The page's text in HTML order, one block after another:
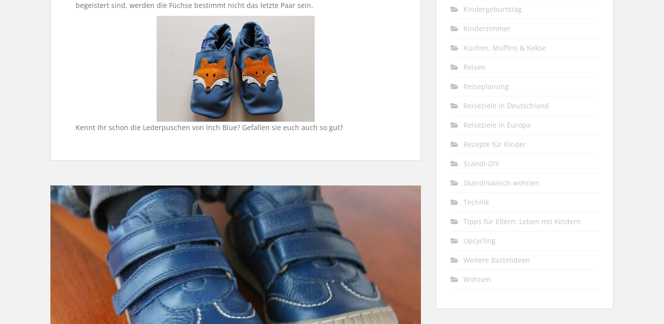
begeistert sind, werden die Füchse bestimmt nicht das letzte Paar sein.
Kennt ihr schon die Lederpuschen von Inch Blue? Gefallen sie euch auch so gut?
Kindergeburtstag
Kinderzimmer
Kuchen, Muffins & Kekse
Reisen
Reiseplanung
Reiseziele in Deutschland
Reiseziele in Europa
Rezepte für Kinder
Scandi-DIY
Skandinavisch wohnen
Technik
Tipps für Eltern: Leben mit Kindern
Upcycling
Weitere Bastelideen
Wohnen